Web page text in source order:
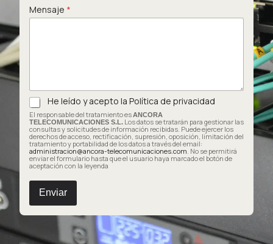
r
a
j
e
Mensaje *
* He leído y acepto la Política de privacidad
El responsable del tratamiento esANCORA
TELECOMUNICACIONES S.L. Los datos se tratarán para gestionar las
consultas y solicitudes de información recibidas. Puede ejercer los
derechos de acceso, rectificación, supresión, oposición, limitación del
tratamiento y portabilidad de los datos a través del email:
administracion@ancora-telecomunicaciones.com . No se permitirá
enviar el formulario hasta que el usuario haya marcado el botón de
aceptación con la leyenda
Enviar